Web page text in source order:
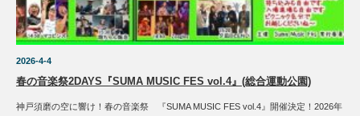
2026-4-4
春の音楽祭2DAYS『SUMA MUSIC FES vol.4』(総合運動公園)
神戸須磨の空に響け！春の音楽祭 『SUMA MUSIC FES vol.4』開催決定！2026年